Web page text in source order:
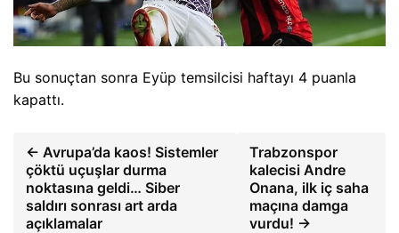
Bu sonuçtan sonra Eyüp temsilcisi haftayı 4 puanla
kapattı.
← Avrupa’da kaos! Sistemler
çöktü uçuşlar durma
noktasına geldi… Siber
saldırı sonrası art arda
açıklamalar
Trabzonspor
kalecisi Andre
Onana, ilk iç saha
maçına damga
vurdu! →